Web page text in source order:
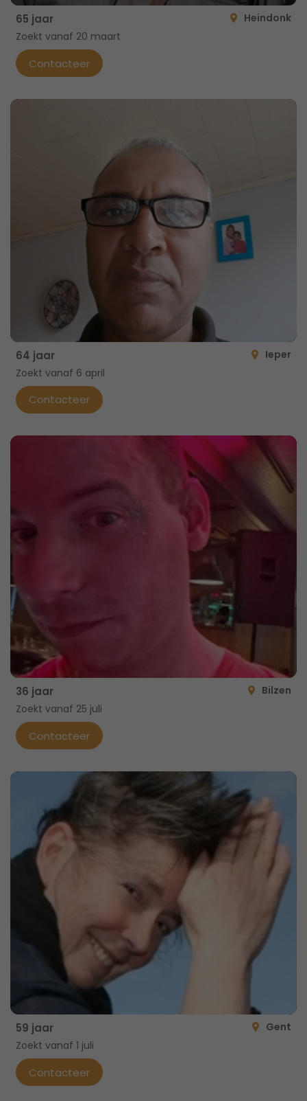
65 jaar
Heindonk
Zoekt vanaf 20 maart
Contacteer
64 jaar
Ieper
Zoekt vanaf 6 april
Contacteer
36 jaar
Bilzen
Zoekt vanaf 25 juli
Contacteer
59 jaar
Gent
Zoekt vanaf 1 juli
Contacteer